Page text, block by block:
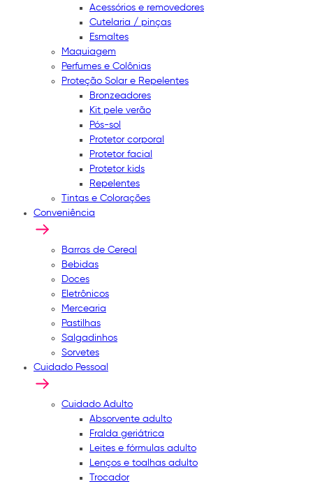
Acessórios e removedores
Cutelaria / pinças
Esmaltes
Maquiagem
Perfumes e Colônias
Proteção Solar e Repelentes
Bronzeadores
Kit pele verão
Pós-sol
Protetor corporal
Protetor facial
Protetor kids
Repelentes
Tintas e Colorações
Conveniência
Barras de Cereal
Bebidas
Doces
Eletrônicos
Mercearia
Pastilhas
Salgadinhos
Sorvetes
Cuidado Pessoal
Cuidado Adulto
Absorvente adulto
Fralda geriátrica
Leites e fórmulas adulto
Lenços e toalhas adulto
Trocador